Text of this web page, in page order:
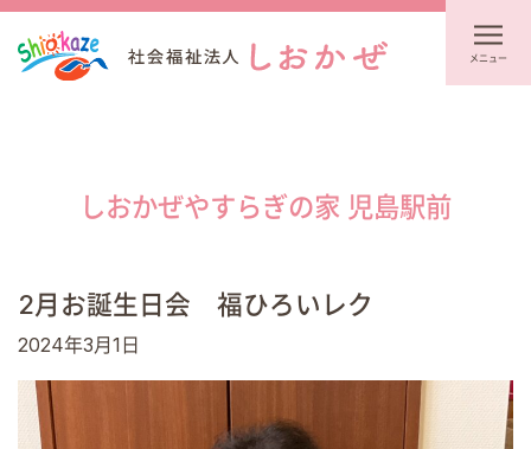
メニュー
しおかぜやすらぎの家 児島駅前
2月お誕生日会 福ひろいレク
2024年3月1日